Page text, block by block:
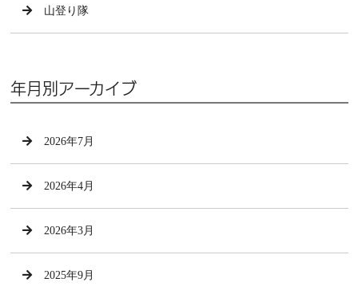
山登り隊
年月別アーカイブ
2026年7月
2026年4月
2026年3月
2025年9月